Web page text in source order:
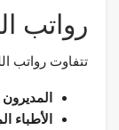
رواتب
تتفاوت رواتب
الأطباء